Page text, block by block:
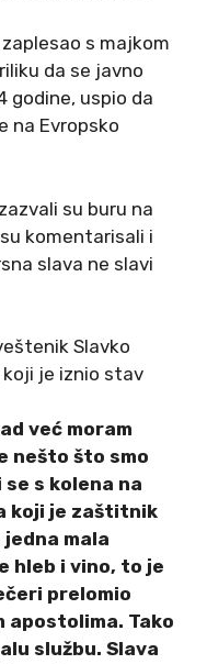
s majkom
da se javno
godine, uspio da
na Еvropsko
su buru na
komentarisali i
slava ne slavi
Slavko
je iznio stav
već moram
nešto što smo
s kolena na
koji je zaštitnik
mala
hleb i vino, to je
prelomio
apostolima. Tako
službu. Slava